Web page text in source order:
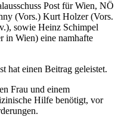
Post für Wien, NÖ
(Vors.) Kurt Holzer (Vors.
sowie Heinz Schimpel
in Wien) eine namhafte
hat einen Beitrag geleistet.
Frau und einem
Hilfe benötigt, vor